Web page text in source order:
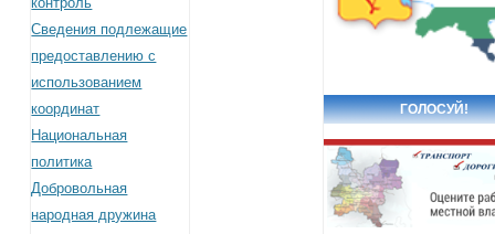
Сведения подлежащие
предоставлению с
использованием
координат
Национальная
политика
Добровольная
народная дружина
ГОЛОСУЙ!